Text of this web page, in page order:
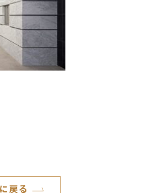
戻る